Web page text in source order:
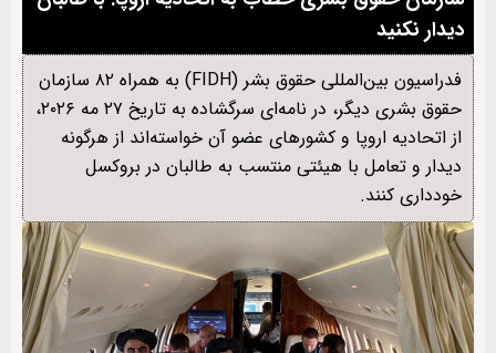
دیدار نکنید
فدراسیون بین‌المللی حقوق بشر (FIDH) به همراه ۸۲ سازمان
حقوق بشری دیگر، در نامه‌ای سرگشاده به تاریخ ۲۷ مه ۲۰۲۶،
از اتحادیه اروپا و کشورهای عضو آن خواسته‌اند از هرگونه
دیدار و تعامل با هیئتی منتسب به طالبان در بروکسل
خودداری کنند.